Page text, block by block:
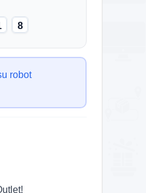
7
robot